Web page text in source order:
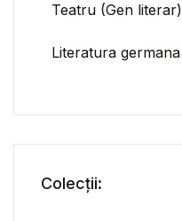
Teatru (Gen literar)
Literatura germana
Colecții: